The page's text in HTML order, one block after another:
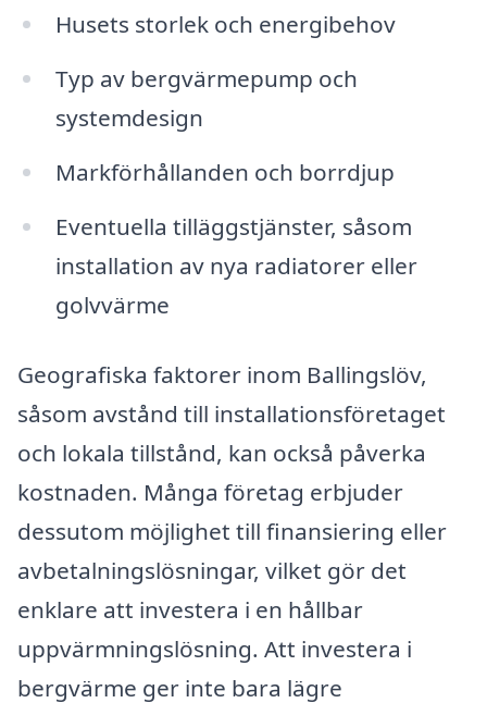
Husets storlek och energibehov
Typ av bergvärmepump och
systemdesign
Markförhållanden och borrdjup
Eventuella tilläggstjänster, såsom
installation av nya radiatorer eller
golvvärme
Geografiska faktorer inom Ballingslöv,
såsom avstånd till installationsföretaget
och lokala tillstånd, kan också påverka
kostnaden. Många företag erbjuder
dessutom möjlighet till finansiering eller
avbetalningslösningar, vilket gör det
enklare att investera i en hållbar
uppvärmningslösning. Att investera i
bergvärme ger inte bara lägre